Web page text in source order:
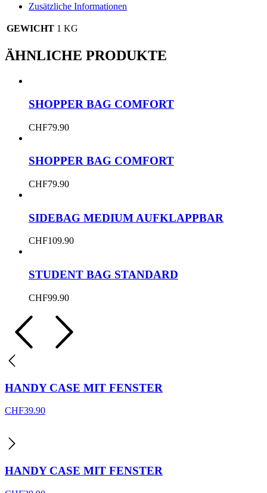
Zusätzliche Informationen
GEWICHT 1 KG
ÄHNLICHE PRODUKTE
SHOPPER BAG COMFORT
CHF79.90
SHOPPER BAG COMFORT
CHF79.90
SIDEBAG MEDIUM AUFKLAPPBAR
CHF109.90
STUDENT BAG STANDARD
CHF99.90
HANDY CASE MIT FENSTER
CHF39.90
HANDY CASE MIT FENSTER